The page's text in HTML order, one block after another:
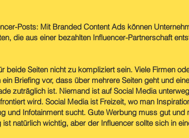
Posts: Mit Branded Content Ads können
die aus einer bezahlten Influencer-Partnerschaft
beide Seiten nicht zu kompliziert sein. Viele Firmen
Briefing vor, dass über mehrere Seiten geht und
zuträglich ist. Niemand ist auf Social Media
wird. Social Media ist Freizeit, wo man
und Infotainment sucht. Gute Werbung muss gut und
natürlich wichtig, aber der Influencer sollte sich in